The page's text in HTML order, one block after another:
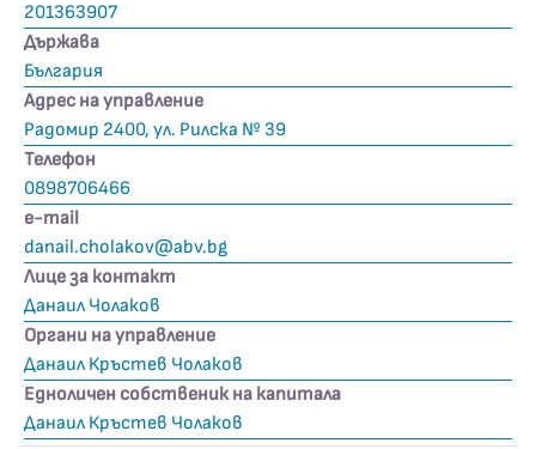
201363907
Държава
България
Адрес на управление
Радомир 2400, ул. Рилска № 39
Телефон
0898706466
е-mail
danail.cholakov@abv.bg
Лице за контакт
Данаил Чолаков
Органи на управление
Данаил Кръстев Чолаков
Едноличен собственик на капитала
Данаил Кръстев Чолаков